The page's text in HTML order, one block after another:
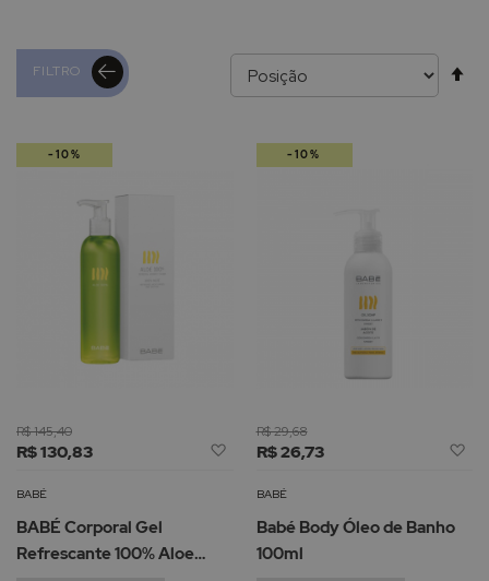
FILTRO
R$ 130,83
R$ 145,40
Adicionar
Lista
Desejos
BABÉ
BABÉ Corporal Gel
Refrescante 100% Aloe
-10%
R$ 26,73
R$ 29,68
BABÉ
Babé Body Óleo de Banho
100ml
-10%